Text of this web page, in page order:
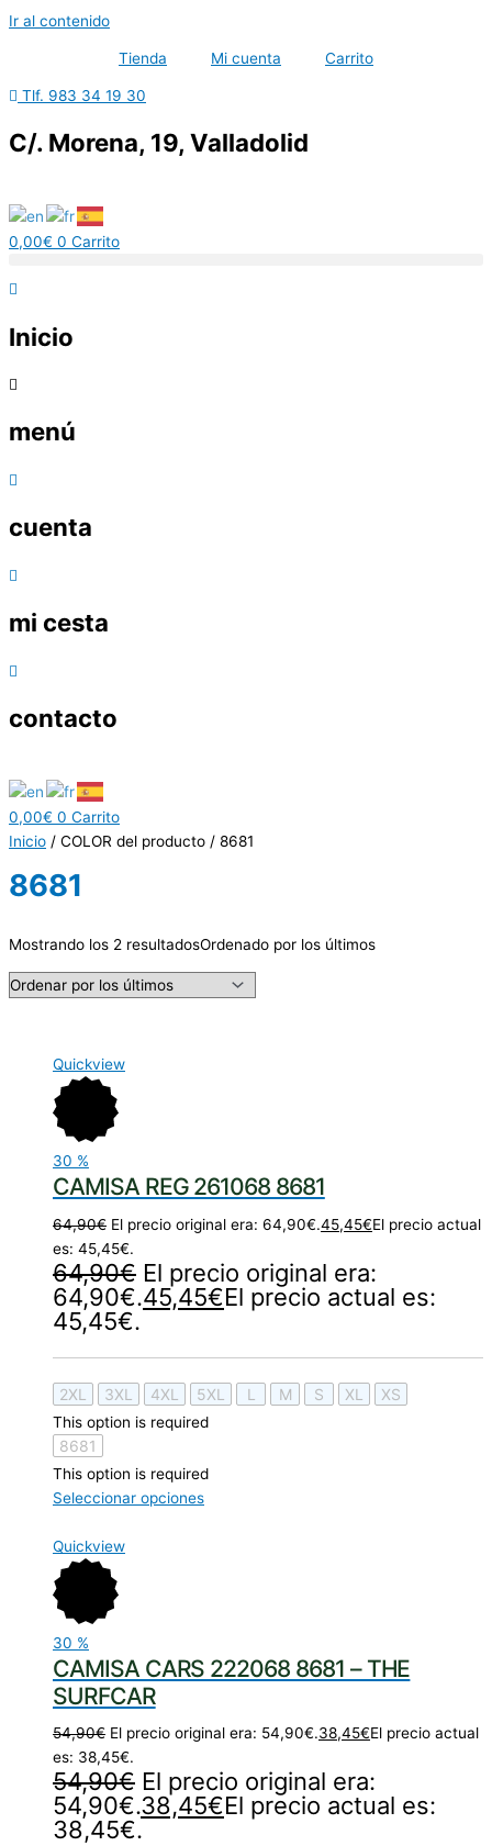
Ir al contenido
Tienda Mi cuenta Carrito
Tlf. 983 34 19 30
C/. Morena, 19, Valladolid
0,00€ 0 Carrito
Inicio
menú
cuenta
mi cesta
contacto
0,00€ 0 Carrito
Inicio / COLOR del producto / 8681
8681
Mostrando los 2 resultadosOrdenado por los últimos
Quickview
30 %
CAMISA REG 261068 8681
64,90€ El precio original era: 64,90€.45,45€El precio actual
es: 45,45€.
64,90€ El precio original era:
64,90€.45,45€El precio actual es:
45,45€.
2XL 3XL 4XL 5XL L M S XL XS
This option is required
8681
This option is required
Seleccionar opciones
Quickview
30 %
CAMISA CARS 222068 8681 – THE
SURFCAR
54,90€ El precio original era: 54,90€.38,45€El precio actual
es: 38,45€.
54,90€ El precio original era:
54,90€.38,45€El precio actual es:
38,45€.